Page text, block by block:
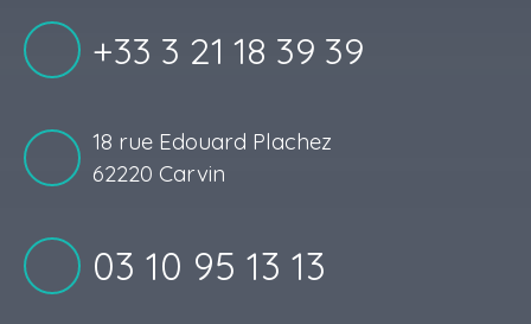
+33 3 21 18 39 39
18 rue Edouard Plachez
62220 Carvin
03 10 95 13 13